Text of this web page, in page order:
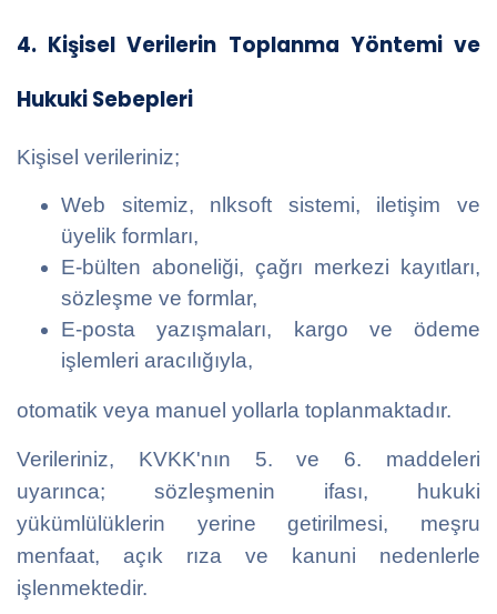
4. Kişisel Verilerin Toplanma Yöntemi ve
Hukuki Sebepleri
Kişisel verileriniz;
Web sitemiz, nlksoft sistemi, iletişim ve
üyelik formları,
E-bülten aboneliği, çağrı merkezi kayıtları,
sözleşme ve formlar,
E-posta yazışmaları, kargo ve ödeme
işlemleri aracılığıyla,
otomatik veya manuel yollarla toplanmaktadır.
Verileriniz, KVKK'nın 5. ve 6. maddeleri
uyarınca; sözleşmenin ifası, hukuki
yükümlülüklerin yerine getirilmesi, meşru
menfaat, açık rıza ve kanuni nedenlerle
işlenmektedir.